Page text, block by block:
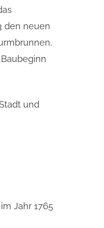
den neuen
und
Jahr 1765